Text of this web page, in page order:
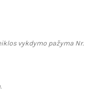
vykdymo pažyma Nr.